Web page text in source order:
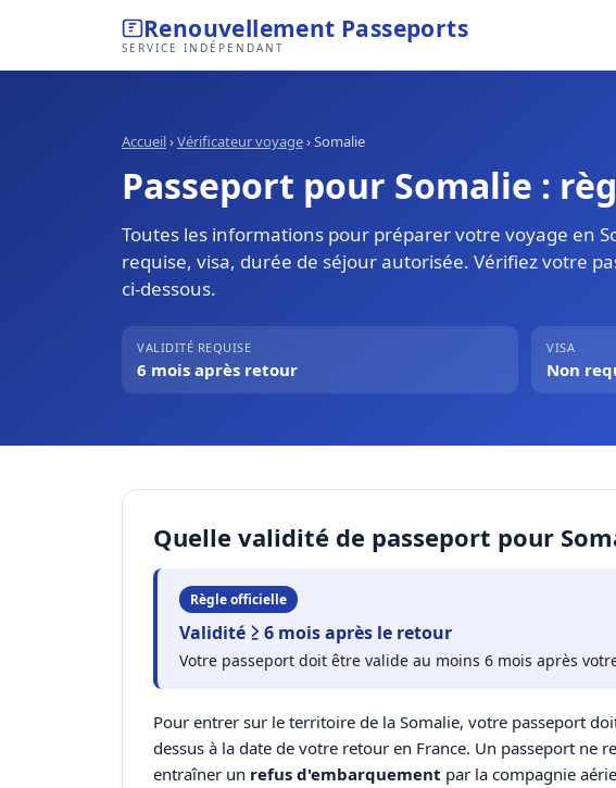
Renouvellement Passeports
SERVICE INDÉPENDANT
Accueil›Vérificateur voyage›Somalie
Passeport pour Somalie :
Toutes les informations pour préparer votre voyage en
requise, visa, durée de séjour autorisée. Vérifiez votre
ci-dessous.
VALIDITÉ REQUISE
6 mois après retour
VISA
Non
Quelle validité de passeport pour
Règle officielle
Validité ≥ 6 mois après le retour
Votre passeport doit être valide au moins 6 mois après
Pour entrer sur le territoire de la Somalie, votre passeport
dessus à la date de votre retour en France. Un passeport ne
entraîner un refus d'embarquement par la compagnie